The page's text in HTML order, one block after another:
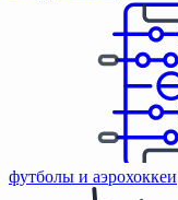
футболы и аэрохоккеи